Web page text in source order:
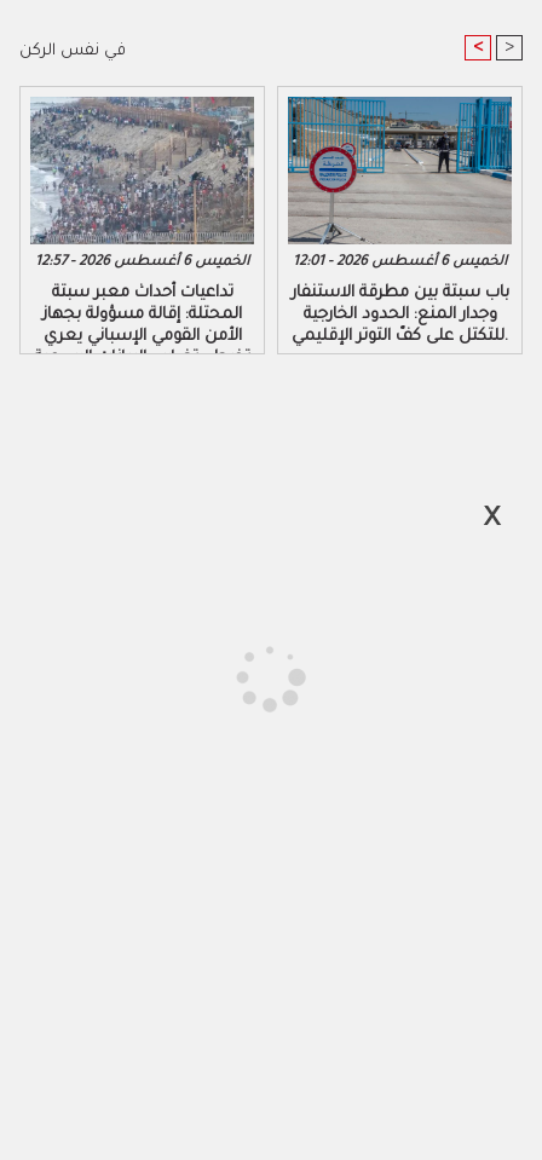
في نفس الركن < >
الخميس 6 أغسطس 2026 - 12:57
تداعيات أحداث معبر سبتة
المحتلة: إقالة مسؤولة بجهاز
الأمن القومي الإسباني يعري
تخبط وتضارب البيانات الرسمية
الخميس 6 أغسطس 2026 - 12:01
باب سبتة بين مطرقة الاستنفار
وجدار المنع: الحدود الخارجية
للتكتل على كفّ التوتر الإقليمي.